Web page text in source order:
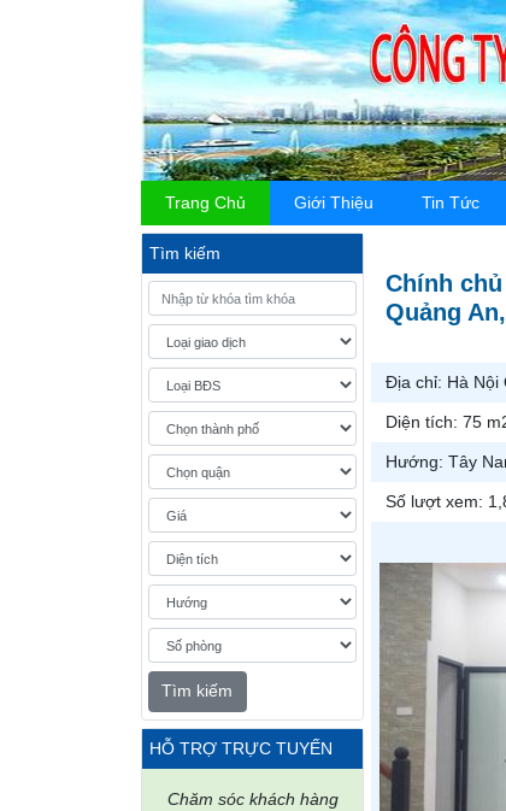
Trang Chủ Giới Thiệu Tin Tức
Tìm kiếm
Tìm kiếm
HỖ TRỢ TRỰC TUYẾN
Chăm sóc khách hàng
Chính
Quảng
Địa chỉ: Hà Nội
Diện tích: 75
Hướng: Tây
Số lượt xem: